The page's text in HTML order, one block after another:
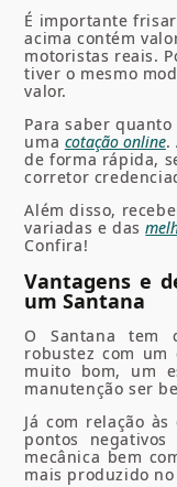
É importante
acima contém
motoristas reais.
tiver o mesmo
valor.
Para saber
uma cotação online.
de forma rápida,
corretor
Além disso,
variadas e das
Confira!
Vantagens e
um Santana
O Santana tem
robustez com um
muito bom, um
manutenção ser
Já com relação
pontos
mecânica bem
mais produzido